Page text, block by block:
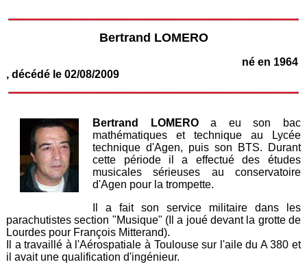
Bertrand LOMERO
né en 1964
, décédé le 02/08/2009
Bertrand LOMEROa eu son bac
mathématiques et technique au Lycée
technique d'Agen, puis son BTS. Durant
cette période il a effectué des études
musicales sérieuses au conservatoire
d'Agen pour la trompette.
Il a fait son service militaire dans les
parachutistes section "Musique" (Il a joué devant la grotte de
Lourdes pour François Mitterand).
Il a travaillé à l'Aérospatiale à Toulouse sur l'aile du A 380 et
il avait une qualification d'ingénieur.